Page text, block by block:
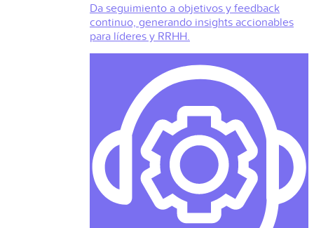
Da seguimiento a objetivos y feedback
continuo, generando insights accionables
para líderes y RRHH.